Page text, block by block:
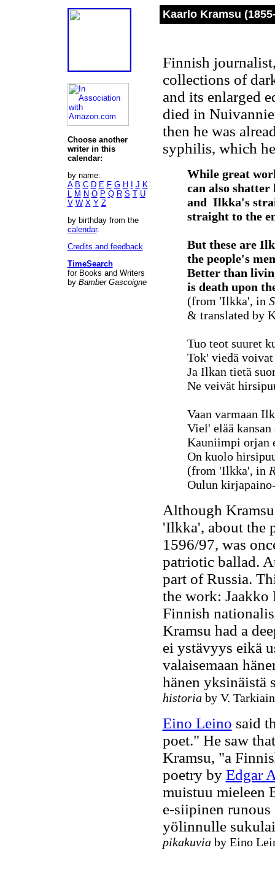
Choose another
writer in this
calendar:
by name:
A B C D E F G H J K
L M N O P Q R S T U
V W X Y Z
by birthday from the
calendar.
Credits and feedback
TimeSearch
for Books and Writers
by Bamber Gascoigne
Kaarlo Kramsu
Finnish
collections of
and its enlarged
died in
then he was
syphilis, which
While great
can also shatter
and Ilkka's
straight to the
But these are
the people's
Better than
is death upon
(from 'Ilkka', in
& translated by
Tuo teot suuret
Tok' viedä
Ja Ilkan tietä
Ne veivät
Vaan varmaan
Viel' elää kansan
Kauniimpi orjan
On kuolo
(from 'Ilkka', in
Oulun
Although
'Ilkka', about the
1596/97, was
patriotic ballad.
part of Russia.
the work: Jaakko
Finnish
Kramsu had a
ei ystävyys eikä
valaisemaan
hänen yksinäistä
historiaby V.
Eino Leino said
poet." He saw
Kramsu, "a
poetry by Edgar
muistuu mieleen
e-siipinen
yölinnulle
pikakuviaby Eino